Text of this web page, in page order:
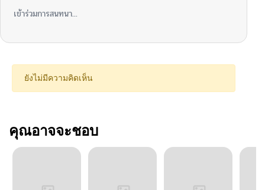
เข้าร่วมการสนทนา...
ยังไม่มีความคิดเห็น
คุณอาจจะชอบ